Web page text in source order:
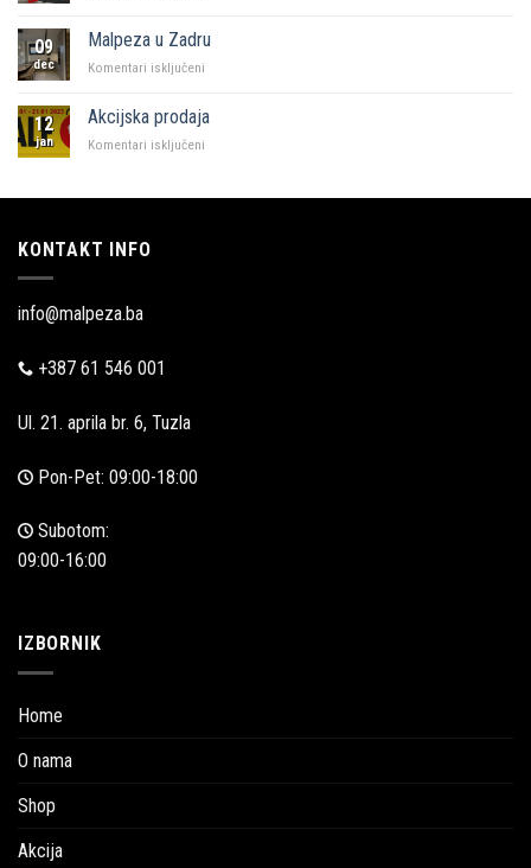
Malpeza
09
dec
Malpeza u Zadru
Komentari isključeni
Zadru
12
jan
Akcijska prodaja
Komentari isključeni
KONTAKT INFO
info@malpeza.ba
+387 61 546 001
Ul. 21. aprila br. 6, Tuzla
Pon-Pet: 09:00-18:00
Subotom:
09:00-16:00
IZBORNIK
Home
O nama
Shop
Akcija